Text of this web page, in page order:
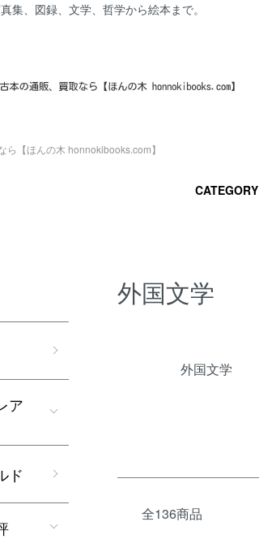
集、図録、文学、哲学から絵本まで。
ら【ほんの木 honnokibooks.com】
CATEGORY
外国文学
外国文学
全136商品
ア
ド